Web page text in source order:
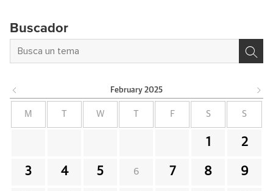
Buscador
February 2025
M W F S S
1 2
3 4 5 6 7 8 9